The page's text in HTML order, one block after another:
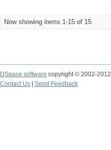
Now showing items 1-15 of 15
DSpace software copyright © 2002-2012
Contact Us
Send Feedback